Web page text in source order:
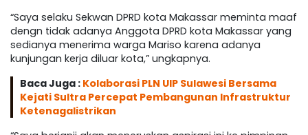
“Saya selaku Sekwan DPRD kota Makassar meminta maaf
dengn tidak adanya Anggota DPRD kota Makassar yang
sedianya menerima warga Mariso karena adanya
kunjungan kerja diluar kota,” ungkapnya.
Baca Juga : Kolaborasi PLN UIP Sulawesi Bersama
Kejati Sultra Percepat Pembangunan Infrastruktur
Ketenagalistrikan